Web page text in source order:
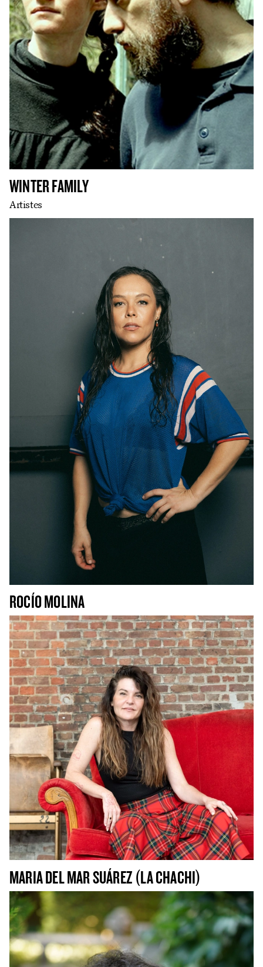
WINTER FAMILY
Artistes
ROCÍO MOLINA
MARIA DEL MAR SUÁREZ (LA CHACHI)